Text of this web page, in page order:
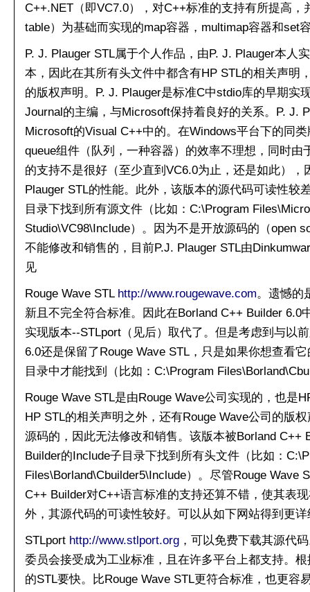
C++.NET（即VC7.0），对C++标准的支持有所提高，
table）为基础而实现的map容器，multimap容器和set
P. J. Plauger STL属于个人作品，由P. J. Plauger本人
本，因此在其所有头文件中都含有HP STL的相关声明
的版权声明。P. J. Plauger是标准C中stdio库的早期实
Journal的主编，与Microsoft保持着良好的关系。P. J.
Microsoft的Visual C++中的。在Windows平台下的同
queue组件（队列，一种容器）的效率不理想，同时由
的支持不是很好（至少直到VC6.0为止，还是如此），
Plauger STL的性能。此外，该版本的源代码可读性较
目录下找到所有源文件（比如：C:\Program
Studio\VC98\Include）。因为不是开放源码的（open
不能修改和销售的，目前P.J. Plauger STL由
见
Rouge Wave STL http://www.rougewave.com。遗憾的
新且不完全符合标准。因此在Borland C++ Builder 6.0
实现版本--STLport（见后）取代了。但是考虑到与以
6.0还是保留了Rouge Wave STL，只是如果你想查看
目录中才能找到（比如：C:\Program
Rouge Wave STL是由Rouge Wave公司实现的，也是
HP STL的相关声明之外，还有Rouge Wave公司的版
源码的，因此无法修改和销售。该版本被Borland C++
Builder的Include子目录下找到所有头文件（比如：
Files\Borland\Cbuilder5\Include）。尽管Rouge Wave
C++ Builder对C++语言标准的支持还算不错，使其表
外，其源代码的可读性较好。可以从如下网站得到更
STLport http://www.stlport.org ，可以免费下载其源代
委员会接受成为工业标准，且在许多平台上都支持。
的STL要快。比Rouge Wave STL更符合标准，也更容